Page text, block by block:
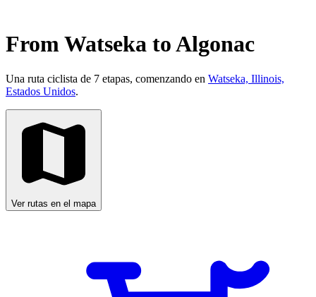
From Watseka to Algonac
Una ruta ciclista de 7 etapas, comenzando en Watseka, Illinois,
Estados Unidos.
Ver rutas en el mapa